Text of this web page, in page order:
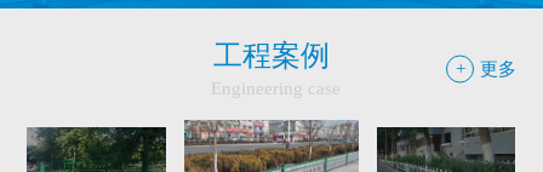
+ 更多
工程案例
Engineering case